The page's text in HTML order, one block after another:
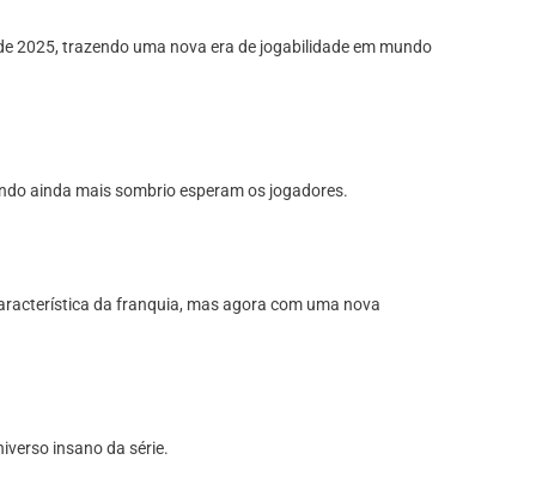
2025, trazendo uma nova era de jogabilidade em mundo
ainda mais sombrio esperam os jogadores.
da franquia, mas agora com uma nova
insano da série.